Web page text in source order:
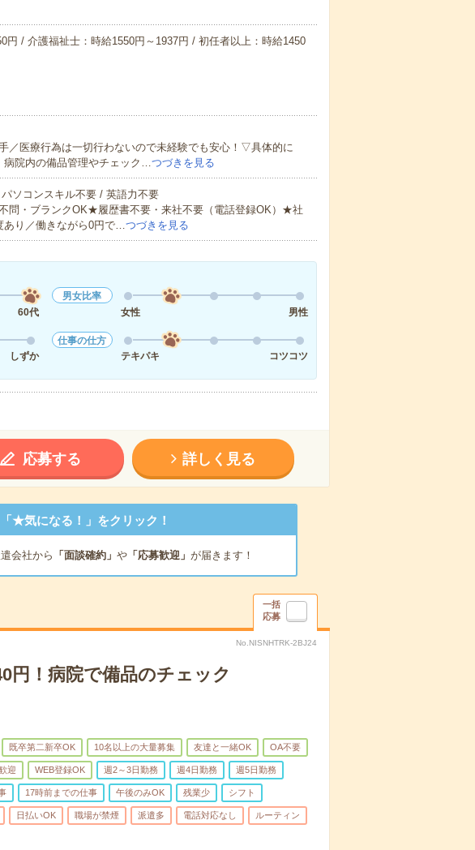
円 / 介護福祉士：時給1550円～1937円 / 初任者以上：時給1450
／医療行為は一切行わないので未経験でも安心！▽具体的に
院内の備品管理やチェック…つづきを見る
ソコンスキル不要 / 英語力不要
問・ブランクOK★履歴書不要・来社不要（電話登録OK）★社
あり／働きながら0円で…つづきを見る
60代
男女比率
女性
男性
しずか
仕事の仕方
テキパキ
コツコツ
応募する 詳しく見る
★気になる！」をクリック！
会社から 「面談確約」 や「応募歓迎」 が届きます！
一括
応募
No.NISNHTRK-2BJ24
円！病院で備品のチェック
既卒第二新卒OK 10名以上の大量募集 友達と一緒OK OA不要
迎 WEB登録OK 週2～3日勤務 週4日勤務 週5日勤務
17時前までの仕事 午後のみOK 残業少 シフト
日払いOK 職場が禁煙 派遣多 電話対応なし ルーティン